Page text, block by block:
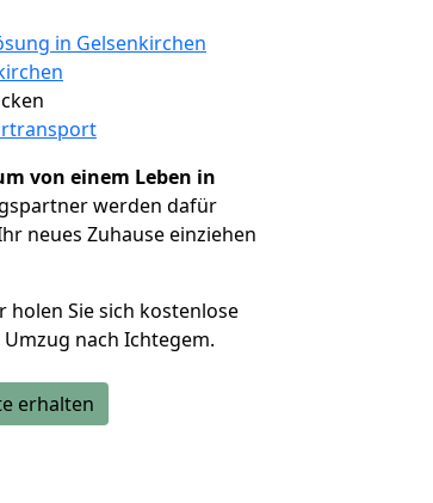
in Gelsenkirchen
von einem Leben in
werden dafür
neues Zuhause einziehen
holen Sie sich kostenlose
nach Ichtegem.
erhalten